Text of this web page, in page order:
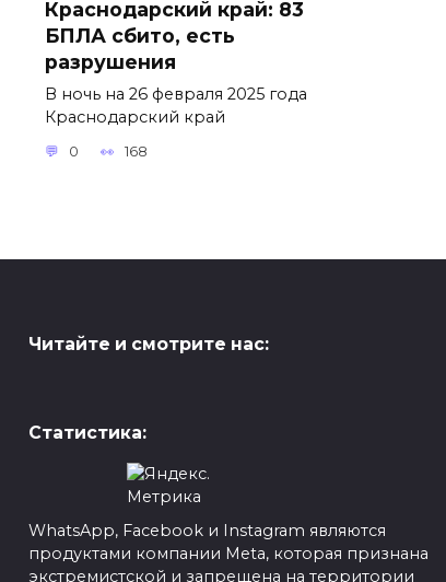
Краснодарский край: 83
БПЛА сбито, есть
разрушения
В ночь на 26 февраля 2025 года
Краснодарский край
0 168
Читайте и смотрите нас:
Статистика:
WhatsApp, Facebook и Instagram являются
продуктами компании Meta, которая признана
экстремистской и запрещена на территории